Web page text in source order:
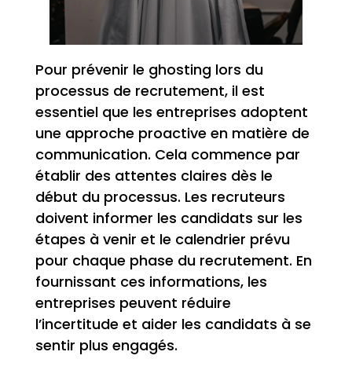
Pour prévenir le ghosting lors du
processus de recrutement, il est
essentiel que les entreprises adoptent
une approche proactive en matière de
communication. Cela commence par
établir des attentes claires dès le
début du processus. Les recruteurs
doivent informer les candidats sur les
étapes à venir et le calendrier prévu
pour chaque phase du recrutement. En
fournissant ces informations, les
entreprises peuvent réduire
l’incertitude et aider les candidats à se
sentir plus engagés.